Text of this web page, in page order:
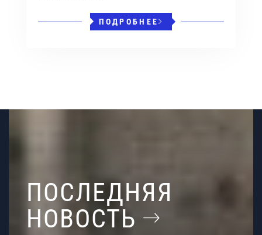
ПОДРОБНЕЕ
ПОСЛЕДНЯЯ
НОВОСТЬ